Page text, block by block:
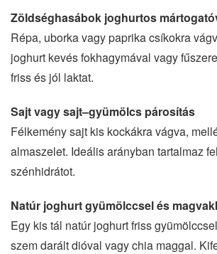
Zöldséghasábok joghurtos
Répa, uborka vagy paprika csíkokra
joghurt kevés fokhagymával vagy
friss és jól laktat.
Sajt vagy sajt–gyümölcs párosítás
Félkemény sajt kis kockákra vágva,
almaszelet. Ideális arányban tartalmaz
szénhidrátot.
Natúr joghurt gyümölccsel és
Egy kis tál natúr joghurt friss
szem darált dióval vagy chia maggal.